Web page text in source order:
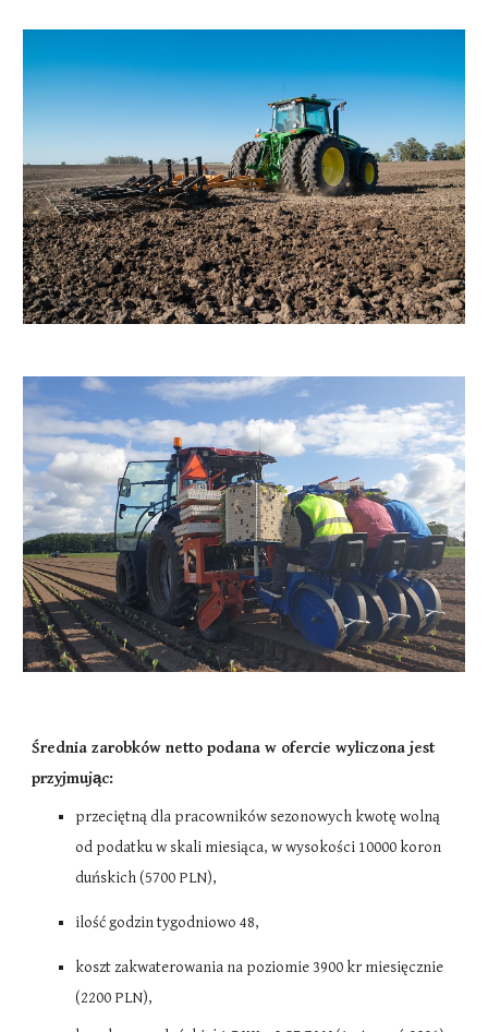
Średnia zarobków netto podana w ofercie wyliczona jest
przyjmując:
przeciętną dla pracowników sezonowych kwotę wolną
od podatku w skali miesiąca, w wysokości 10000 koron
duńskich (5700 PLN),
ilość godzin tygodniowo 48,
koszt zakwaterowania na poziomie 3900 kr miesięcznie
(2200 PLN),